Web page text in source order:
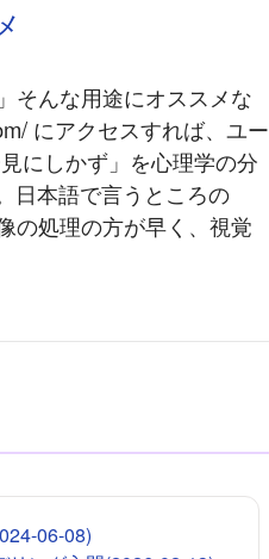
そんな用途にオススメな
にアクセスすれば、ユー
にしかず」を心理学の分
日本語で言うところの
の処理の方が早く、視覚
06-08)